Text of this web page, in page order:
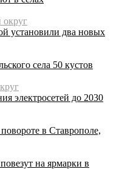
округ
установили два новых
села 50 кустов
электросетей до 2030
в Ставрополе,
на ярмарки в